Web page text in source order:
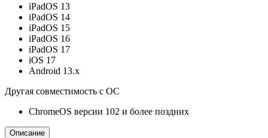
iPadOS 13
iPadOS 14
iPadOS 15
iPadOS 16
iPadOS 17
iOS 17
Android 13.x
Другая совместимость с ОС
ChromeOS версии 102 и более поздних
Описание